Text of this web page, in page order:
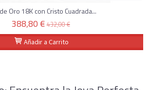
Oro 18K con Cristo Cuadrada...
388,80 € 432,00 €
Añadir a Carrito